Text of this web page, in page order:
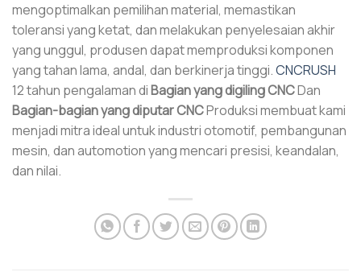
mengoptimalkan pemilihan material, memastikan
toleransi yang ketat, dan melakukan penyelesaian akhir
yang unggul, produsen dapat memproduksi komponen
yang tahan lama, andal, dan berkinerja tinggi.CNCRUSH
12 tahun pengalaman diBagian yang digiling CNCDan
Bagian-bagian yang diputar CNCProduksi membuat kami
menjadi mitra ideal untuk industri otomotif, pembangunan
mesin, dan automotion yang mencari presisi, keandalan,
dan nilai.